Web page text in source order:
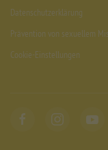
Datenschutzerklärung
Prävention von sexuellem
Cookie-Einstellungen